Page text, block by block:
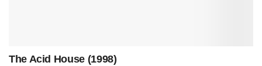
The Acid House (1998)